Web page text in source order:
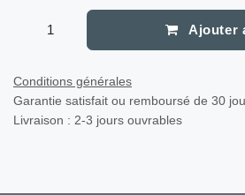
Ajouter
Conditions générales
Garantie satisfait ou remboursé de 30
Livraison : 2-3 jours ouvrables